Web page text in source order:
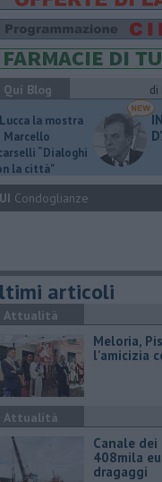
Qui Blog
di
la mostra
Marcello
“Dialoghi
la città"
Condoglianze
articoli
Attualità
Meloria,
l'amicizia
Attualità
Canale
408mila
dragaggi